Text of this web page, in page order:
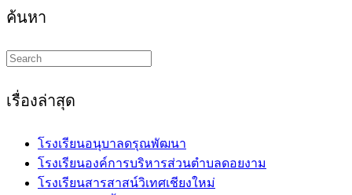
ค้นหา
Search
this
เรื่องล่าสุด
โรงเรียนอนุบาลดรุณพัฒนา
โรงเรียนองค์การบริหารส่วนตำบลดอยงาม
โรงเรียนสารสาสน์วิเทศเชียงใหม่